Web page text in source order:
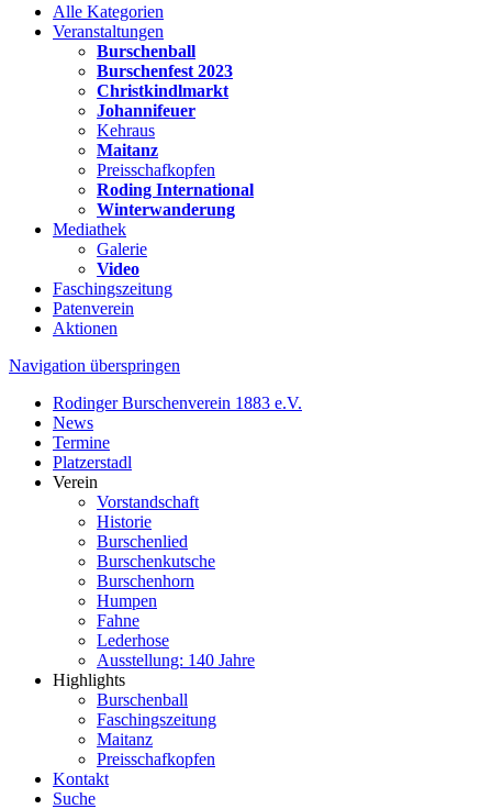
Alle Kategorien
Veranstaltungen
Burschenball
Burschenfest 2023
Christkindlmarkt
Johannifeuer
Kehraus
Maitanz
Preisschafkopfen
Roding International
Winterwanderung
Mediathek
Galerie
Video
Faschingszeitung
Patenverein
Aktionen
Navigation überspringen
Rodinger Burschenverein 1883 e.V.
News
Termine
Platzerstadl
Verein
Vorstandschaft
Historie
Burschenlied
Burschenkutsche
Burschenhorn
Humpen
Fahne
Lederhose
Ausstellung: 140 Jahre
Highlights
Burschenball
Faschingszeitung
Maitanz
Preisschafkopfen
Kontakt
Suche